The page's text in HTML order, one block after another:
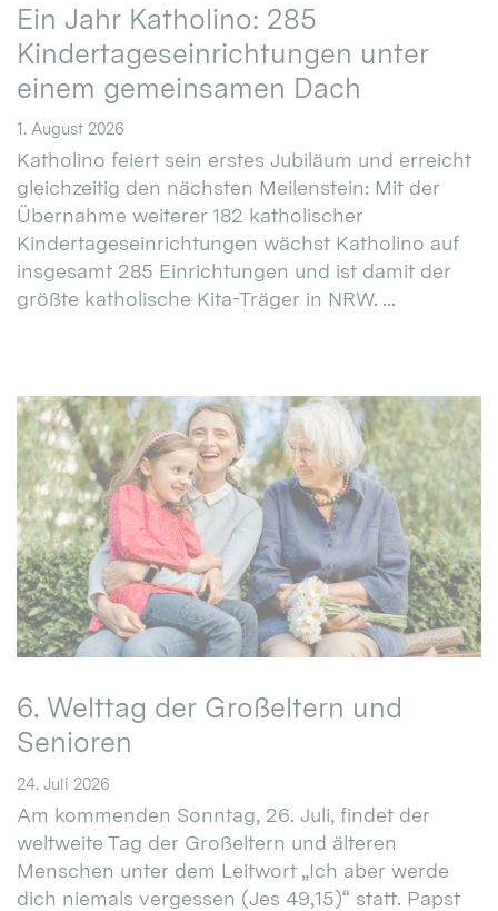
Ein Jahr Katholino: 285
Kindertageseinrichtungen unter
einem gemeinsamen Dach
1. August 2026
Katholino feiert sein erstes Jubiläum und erreicht
gleichzeitig den nächsten Meilenstein: Mit der
Übernahme weiterer 182 katholischer
Kindertageseinrichtungen wächst Katholino auf
insgesamt 285 Einrichtungen und ist damit der
größte katholische Kita-Träger in NRW. ...
6. Welttag der Großeltern und
Senioren
24. Juli 2026
Am kommenden Sonntag, 26. Juli, findet der
weltweite Tag der Großeltern und älteren
Menschen unter dem Leitwort „Ich aber werde
dich niemals vergessen (Jes 49,15)“ statt. Papst